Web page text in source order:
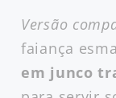
Media
com
Junco
Versão
faiança
em junco